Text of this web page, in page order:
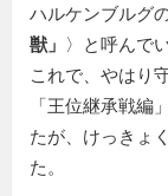
ハルケンブルグ
獣
〉と呼んで
これで、やはり
「王位継承戦編
たが、けっきょ
た。